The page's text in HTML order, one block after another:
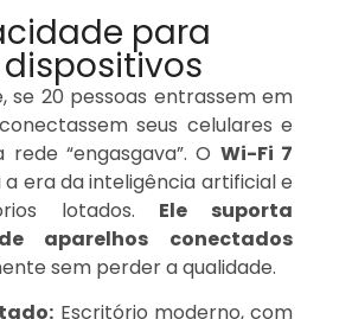
para
se 20 pessoas entrassem em
seus celulares e
rede “engasgava”. O Wi-Fi 7
era da inteligência artificial e
lotados. Ele suporta
aparelhos conectados
sem perder a qualidade.
Escritório moderno, com